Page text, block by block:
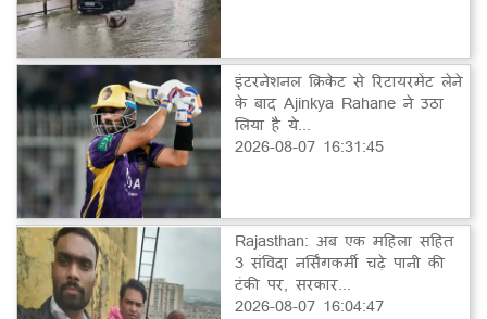
इंटरनेशनल क्रिकेट से रिटायरमेंट लेने
के बाद Ajinkya Rahane ने उठा
लिया है ये...
2026-08-07 16:31:45
Rajasthan: अब एक महिला सहित
3 संविदा नर्सिंगकर्मी चढ़े पानी की
टंकी पर, सरकार...
2026-08-07 16:04:47